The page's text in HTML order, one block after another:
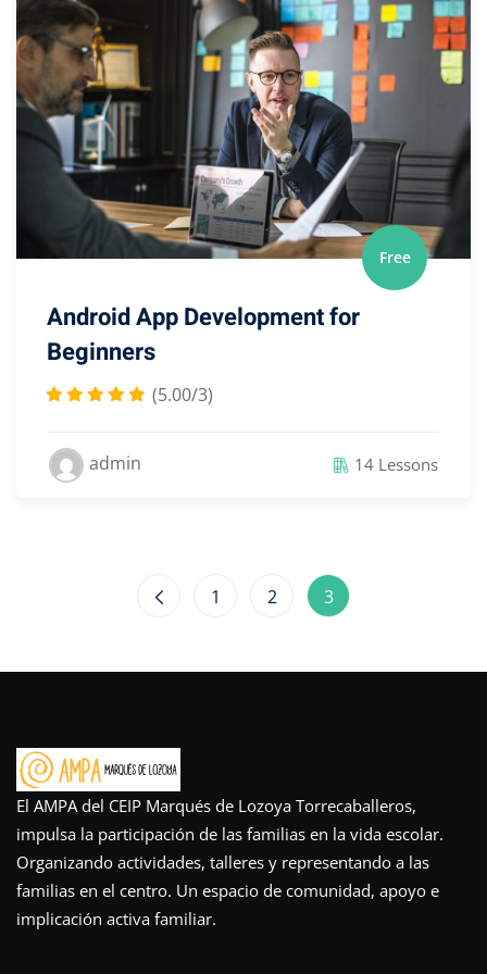
Free
Android App Development for
Beginners
(5.00/3)
admin 14 Lessons
1 2 3
El AMPA del CEIP Marqués de Lozoya Torrecaballeros,
impulsa la participación de las familias en la vida escolar.
Organizando actividades, talleres y representando a las
familias en el centro. Un espacio de comunidad, apoyo e
implicación activa familiar.